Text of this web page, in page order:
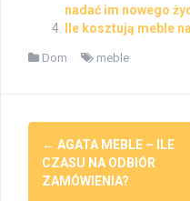
nadać im nowego
Ile kosztują meble
Dom meble
Post
navigation
← AGATA MEBLE – ILE
CZASU NA ODBIÓR
ZAMÓWIENIA?